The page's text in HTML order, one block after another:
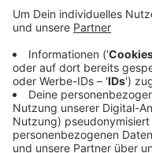
Die Landstraße teilen
Autofahrern. Es gibt
Kurve, die für die
Situationen geführt
Feldern vorbeiführt,
mit dem Bau starten,